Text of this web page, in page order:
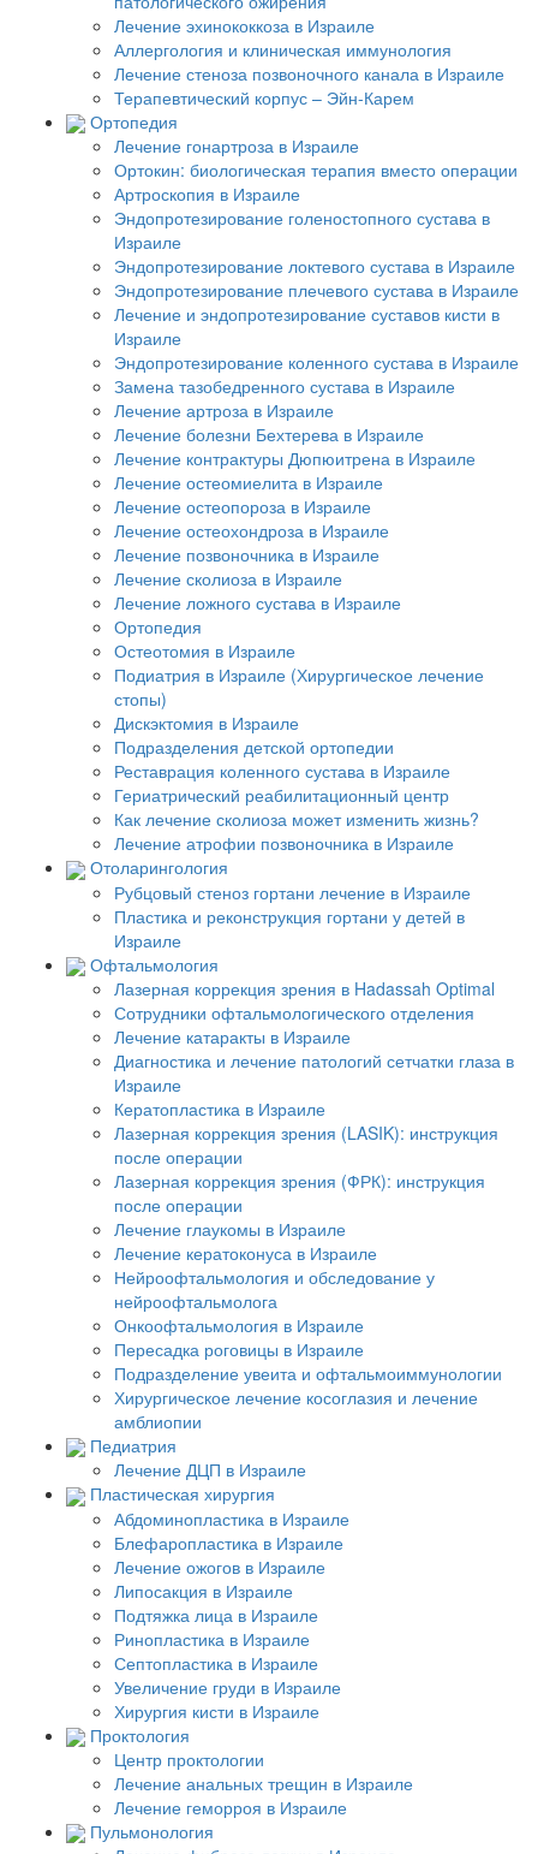
Лечение эхинококкоза в Израиле
Аллергология и клиническая иммунология
Лечение стеноза позвоночного канала в Израиле
Терапевтический корпус – Эйн-Карем
Ортопедия
Лечение гонартроза в Израиле
Ортокин: биологическая терапия вместо операции
Артроскопия в Израиле
Эндопротезирование голеностопного сустава в
Израиле
Эндопротезирование локтевого сустава в Израиле
Эндопротезирование плечевого сустава в Израиле
Лечение и эндопротезирование суставов кисти в
Израиле
Эндопротезирование коленного сустава в Израиле
Замена тазобедренного сустава в Израиле
Лечение артроза в Израиле
Лечение болезни Бехтерева в Израиле
Лечение контрактуры Дюпюитрена в Израиле
Лечение остеомиелита в Израиле
Лечение остеопороза в Израиле
Лечение остеохондроза в Израиле
Лечение позвоночника в Израиле
Лечение сколиоза в Израиле
Лечение ложного сустава в Израиле
Ортопедия
Остеотомия в Израиле
Подиатрия в Израиле (Хирургическое лечение
стопы)
Дискэктомия в Израиле
Подразделения детской ортопедии
Реставрация коленного сустава в Израиле
Гериатрический реабилитационный центр
Как лечение сколиоза может изменить жизнь?
Лечение атрофии позвоночника в Израиле
Отоларингология
Рубцовый стеноз гортани лечение в Израиле
Пластика и реконструкция гортани у детей в
Израиле
Офтальмология
Лазерная коррекция зрения в Hadassah Optimal
Сотрудники офтальмологического отделения
Лечение катаракты в Израиле
Диагностика и лечение патологий сетчатки глаза в
Израиле
Кератопластика в Израиле
Лазерная коррекция зрения (LASIK): инструкция
после операции
Лазерная коррекция зрения (ФРК): инструкция
после операции
Лечение глаукомы в Израиле
Лечение кератоконуса в Израиле
Нейроофтальмология и обследование у
нейроофтальмолога
Онкоофтальмология в Израиле
Пересадка роговицы в Израиле
Подразделение увеита и офтальмоиммунологии
Хирургическое лечение косоглазия и лечение
амблиопии
Педиатрия
Лечение ДЦП в Израиле
Пластическая хирургия
Абдоминопластика в Израиле
Блефаропластика в Израиле
Лечение ожогов в Израиле
Липосакция в Израиле
Подтяжка лица в Израиле
Ринопластика в Израиле
Септопластика в Израиле
Увеличение груди в Израиле
Хирургия кисти в Израиле
Проктология
Центр проктологии
Лечение анальных трещин в Израиле
Лечение геморроя в Израиле
Пульмонология